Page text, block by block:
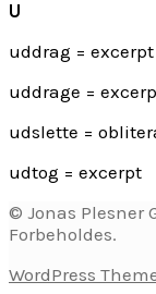
U
uddrag = excerpt
uddrage =
udslette =
udtog = excerpt
© Jonas Plesner
Forbeholdes.
WordPress